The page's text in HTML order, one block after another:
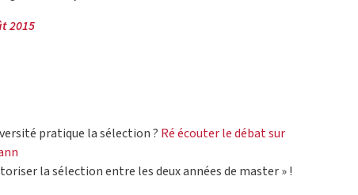
2015
pratique la sélection ? Ré écouter le débat sur
la sélection entre les deux années de master » !